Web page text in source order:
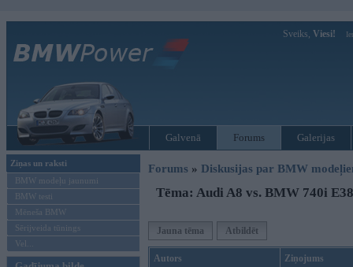
Sveiks, Viesi!
Galvenā Forums Galerijas
Ziņas un raksti
BMW modeļu jaunumi
BMW testi
Mēneša BMW
Sērijveida tūnings
Vel...
Forums » Diskusijas par BMW
Tēma: Audi A8 vs. BMW 740i E38
Jauna tēma Atbildēt
Autors Ziņojums